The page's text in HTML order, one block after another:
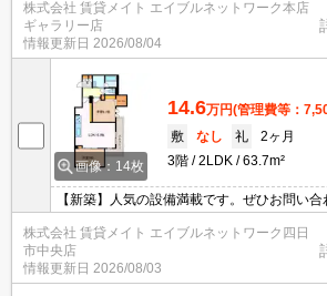
はお問い合わせください。
株式会社 賃貸メイト エイブルネットワーク本店
ギャラリー店
情報更新日 2026/08/04
画像：14枚
14.6万円(管理費等：
敷
なし 礼
2ヶ月
3階
2LDK 63.7m²
【新築】人気の設備満載です。ぜひお問い合
ロック付きのマンションで新生活をスター
はお問い合わせください。
株式会社 賃貸メイト エイブルネットワーク四日
市中央店
情報更新日 2026/08/03